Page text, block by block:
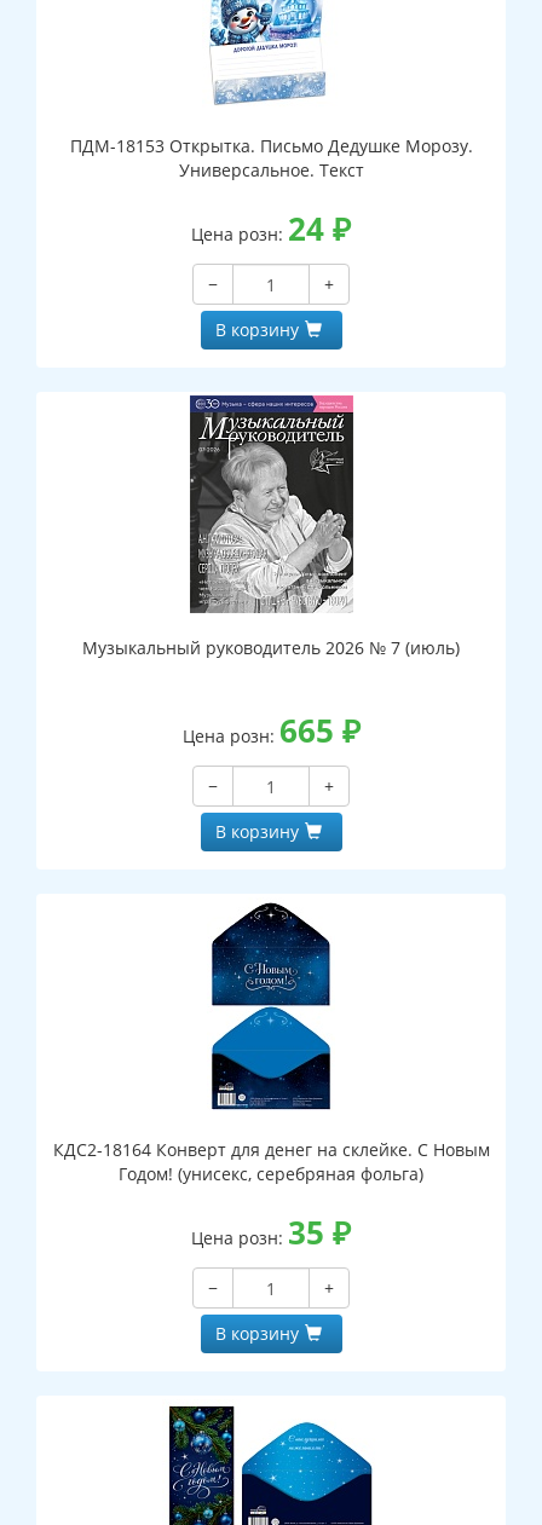
ПДМ-18153 Открытка. Письмо Дедушке Морозу.
Универсальное. Текст
Цена розн: 24₽
−
+
В корзину
Музыкальный руководитель 2026 № 7 (июль)
Цена розн: 665 ₽
−
+
В корзину
КДС2-18164 Конверт для денег на склейке. С Новым
Годом! (унисекс, серебряная фольга)
Цена розн: 35 ₽
−
+
В корзину